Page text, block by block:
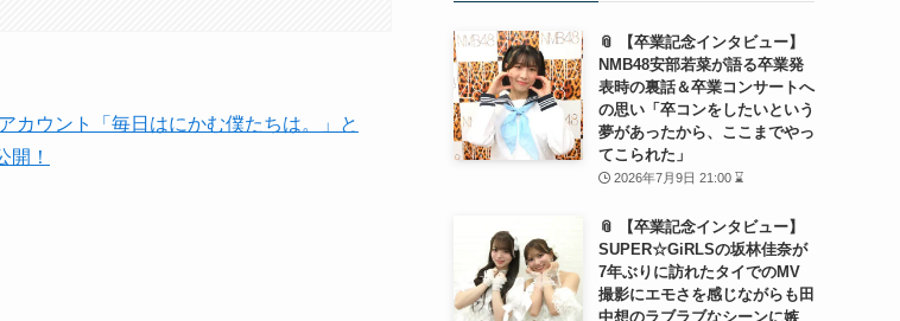
📎 【卒業記念インタビュー】
NMB48安部若菜が語る卒業発
表時の裏話＆卒業コンサートへ
の思い「卒コンをしたいという
夢があったから、ここまでやっ
てこられた」
2026年7月9日 21:00 ⌛
📎 【卒業記念インタビュー】
SUPER☆GiRLSの坂林佳奈が
7年ぶりに訪れたタイでのMV
撮影にエモさを感じながらも田
中想のラブラブなシーンに嫉